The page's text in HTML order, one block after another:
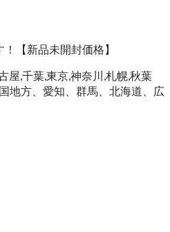
【新品未開封価格】
屋,千葉,東京,神奈川,札幌,秋葉
地方、愛知、群馬、北海道、広